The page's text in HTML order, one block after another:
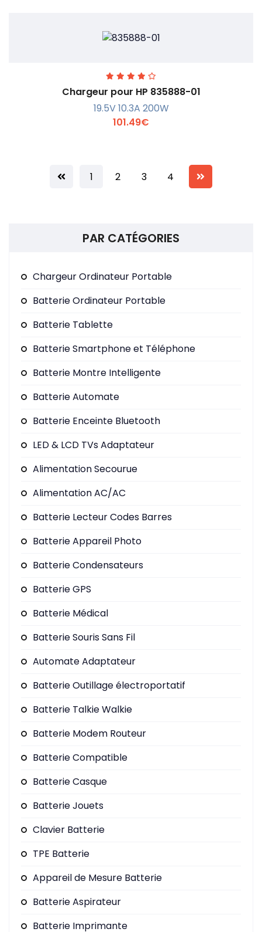
En savoir +
Chargeur pour HP 835888-01
19.5V 10.3A 200W
101.49€
1 2 3 4
PAR CATÉGORIES
Chargeur Ordinateur Portable
Batterie Ordinateur Portable
Batterie Tablette
Batterie Smartphone et Téléphone
Batterie Montre Intelligente
Batterie Automate
Batterie Enceinte Bluetooth
LED & LCD TVs Adaptateur
Alimentation Secourue
Alimentation AC/AC
Batterie Lecteur Codes Barres
Batterie Appareil Photo
Batterie Condensateurs
Batterie GPS
Batterie Médical
Batterie Souris Sans Fil
Automate Adaptateur
Batterie Outillage électroportatif
Batterie Talkie Walkie
Batterie Modem Routeur
Batterie Compatible
Batterie Casque
Batterie Jouets
Clavier Batterie
TPE Batterie
Appareil de Mesure Batterie
Batterie Aspirateur
Batterie Imprimante